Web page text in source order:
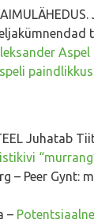
Juhatab
– Peer Gynt:
–